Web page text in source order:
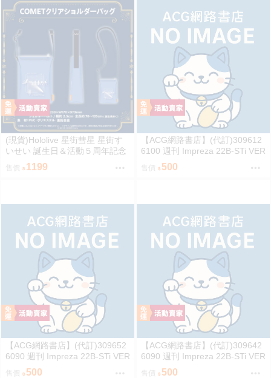
(現貨)Hololive 星街彗星 星街す
いせい 誕生日＆活動５周年記念
COMET透明側背包 單肩背包
售價 1199
【ACG網路書店】(代訂)309612
6100 週刊 Impreza 22B-STi VER
SION をつくる (8)
售價 500
【ACG網路書店】(代訂)309652
6090 週刊 Impreza 22B-STi VER
SION をつくる (7)
售價 500
【ACG網路書店】(代訂)309642
6090 週刊 Impreza 22B-STi VER
SION をつくる (6)
售價 500